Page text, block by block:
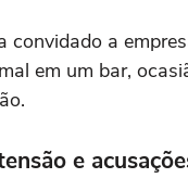
convidado a
em um bar,
e